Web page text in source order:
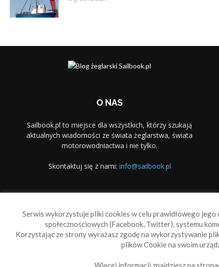
O NAS
Sailbook.pl to miejsce dla wszystkich, którzy szukają
aktualnych wiadomości ze świata żeglarstwa, świata
motorowodniactwa i nie tylko.
Skontaktuj się z nami: info@sailbook.pl
Serwis wykorzystuje pliki cookies w celu prawidłowego
społecznościowych (Facebook, Twitter), systemu
Korzystając ze strony wyrażasz zgodę na wykorzystywanie
plików Cookie na swoim
Więcej informacji znajdziesz na